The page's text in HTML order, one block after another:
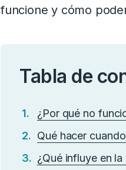
funcione y cómo
Tabla de
¿Por qué no
Qué hacer
¿Qué influye en